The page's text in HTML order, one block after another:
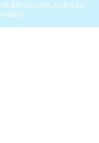
BARCELONA, todos los